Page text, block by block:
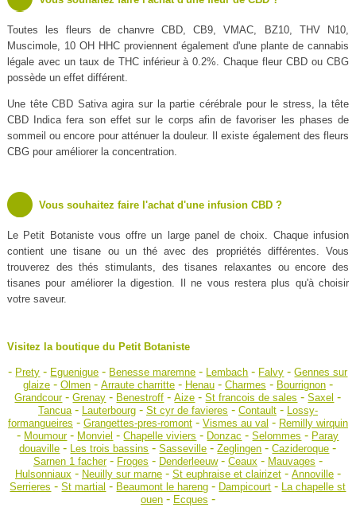
Toutes les fleurs de chanvre CBD, CB9, VMAC, BZ10, THV N10,
Muscimole, 10 OH HHC proviennent également d'une plante de cannabis
légale avec un taux de THC inférieur à 0.2%. Chaque fleur CBD ou CBG
possède un effet différent.
Une tête CBD Sativa agira sur la partie cérébrale pour le stress, la tête
CBD Indica fera son effet sur le corps afin de favoriser les phases de
sommeil ou encore pour atténuer la douleur. Il existe également des fleurs
CBG pour améliorer la concentration.
Vous souhaitez faire l'achat d'une infusion CBD ?
Le Petit Botaniste vous offre un large panel de choix. Chaque infusion
contient une tisane ou un thé avec des propriétés différentes. Vous
trouverez des thés stimulants, des tisanes relaxantes ou encore des
tisanes pour améliorer la digestion. Il ne vous restera plus qu'à choisir
votre saveur.
Visitez la boutique du Petit Botaniste
- Prety - Eguenigue - Benesse maremne - Lembach - Falvy -Gennes sur
glaize- Olmen- Arraute charritte- Henau- Charmes - Bourrignon-
Grandcour-Grenay - Benestroff -Aize -St francois de sales -Saxel -
Tancua- Lauterbourg- St cyr de favieres - Contault- Lossy-
formangueires - Grangettes-pres-romont- Vismes au val - Remilly wirquin
- Moumour- Monviel -Chapelle viviers - Donzac -Selommes - Paray
douaville - Les trois bassins -Sasseville -Zeglingen -Cazideroque -
Sarnen 1 facher- Froges - Denderleeuw- Ceaux - Mauvages -
Hulsonniaux - Neuilly sur marne- St euphraise et clairizet- Annoville-
Serrieres -St martial - Beaumont le hareng - Dampicourt - La chapelle st
ouen- Ecques -